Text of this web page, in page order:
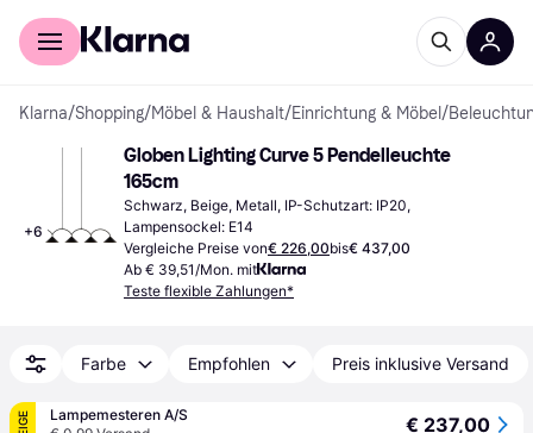
Für Shopper
Klarna/Shopping/Möbel & Haushalt/Einrichtung & Möbel /
+6
Globen Lighting Curve 5 Pendelleuchte
165cm
Schwarz, Beige, Metall, IP-Schutzart: IP20,
Lampensockel: E14
Vergleiche Preise von€ 226,00bis€ 437,00
Ab € 39,51/Mon. mit
Teste flexible Zahlungen*
Farbe Empfohlen Preis inklusive Versand
Lampemesteren A/S
€ 237,00